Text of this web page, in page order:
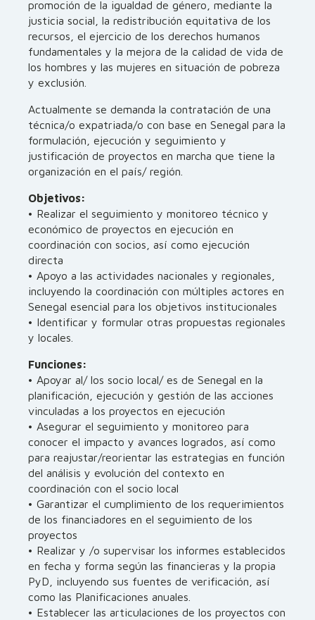
promoción de la igualdad de género, mediante la
justicia social, la redistribución equitativa de los
recursos, el ejercicio de los derechos humanos
fundamentales y la mejora de la calidad de vida de
los hombres y las mujeres en situación de pobreza
y exclusión.
Actualmente se demanda la contratación de una
técnica/o expatriada/o con base en Senegal para la
formulación, ejecución y seguimiento y
justificación de proyectos en marcha que tiene la
organización en el país/ región.
Objetivos:
• Realizar el seguimiento y monitoreo técnico y
económico de proyectos en ejecución en
coordinación con socios, así como ejecución
directa
• Apoyo a las actividades nacionales y regionales,
incluyendo la coordinación con múltiples actores en
Senegal esencial para los objetivos institucionales
• Identificar y formular otras propuestas regionales
y locales.
Funciones:
• Apoyar al/ los socio local/ es de Senegal en la
planificación, ejecución y gestión de las acciones
vinculadas a los proyectos en ejecución
• Asegurar el seguimiento y monitoreo para
conocer el impacto y avances logrados, así como
para reajustar/reorientar las estrategias en función
del análisis y evolución del contexto en
coordinación con el socio local
• Garantizar el cumplimiento de los requerimientos
de los financiadores en el seguimiento de los
proyectos
• Realizar y /o supervisar los informes establecidos
en fecha y forma según las financieras y la propia
PyD, incluyendo sus fuentes de verificación, así
como las Planificaciones anuales.
• Establecer las articulaciones de los proyectos con